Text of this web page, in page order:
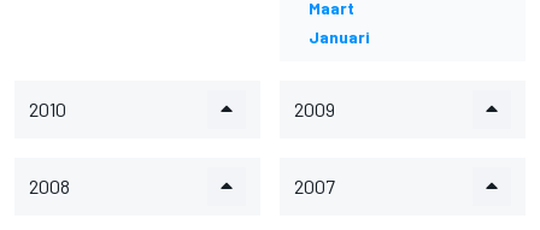
Maart
Januari
2010 2009
2008 2007